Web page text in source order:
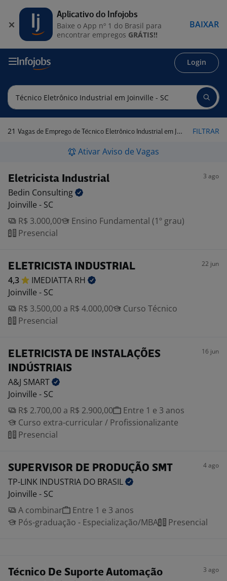
Login
21 Vagas de Emprego de Técnico Eletrônico Industrial em Joinville - SC FILTRAR
Ativar Aviso de Vagas
Eletricista Industrial 3 ago
Bedin Consulting
Joinville - SC
R$ 3.000,00
Ensino Fundamental (1º grau)
Presencial
ELETRICISTA INDUSTRIAL 22 jun
4,3 IMEDIATTA RH
Joinville - SC
R$ 3.500,00 a R$ 4.000,00
Curso Técnico
Presencial
ELETRICISTA DE INSTALAÇÕES
INDÚSTRIAIS
16 jun
A&J SMART
Joinville - SC
R$ 2.700,00 a R$ 2.900,00
Entre 1 e 3 anos
Curso extra-curricular / Profissionalizante
Presencial
SUPERVISOR DE PRODUÇÃO SMT 4 ago
TP-LINK INDUSTRIA DO BRASIL
Joinville - SC
A combinar
Entre 1 e 3 anos
Pós-graduação - Especialização/MBA
Presencial
Técnico De Suporte Automação
3 ago
Aplicativo do Infojobs
Baixe o App nº 1 do Brasil para
encontrar empregos GRÁTIS!!
BAIXAR